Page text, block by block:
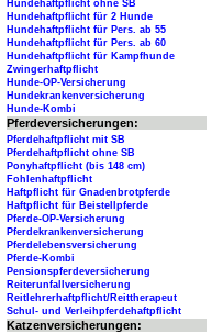
Hundehaftpflicht ohne SB
Hundehaftpflicht für 2 Hunde
Hundehaftpflicht für Pers. ab 55
Hundehaftpflicht für Pers. ab 60
Hundehaftpflicht für Kampfhunde
Zwingerhaftpflicht
Hunde-OP-Versicherung
Hundekrankenversicherung
Hunde-Kombi
Pferdeversicherungen:
Pferdehaftpflicht mit SB
Pferdehaftpflicht ohne SB
Ponyhaftpflicht (bis 148 cm)
Fohlenhaftpflicht
Haftpflicht für Gnadenbrotpferde
Haftpflicht für Beistellpferde
Pferde-OP-Versicherung
Pferdekrankenversicherung
Pferdelebensversicherung
Pferde-Kombi
Pensionspferdeversicherung
Reiterunfallversicherung
Reitlehrerhaftpflicht/Reittherapeut
Schul- und Verleihpferdehaftpflicht
Katzenversicherungen: